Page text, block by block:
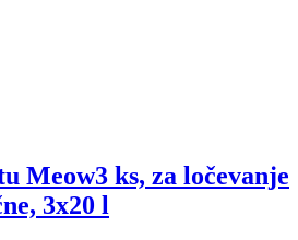
Meow3 ks, za ločevanje
3x20 l